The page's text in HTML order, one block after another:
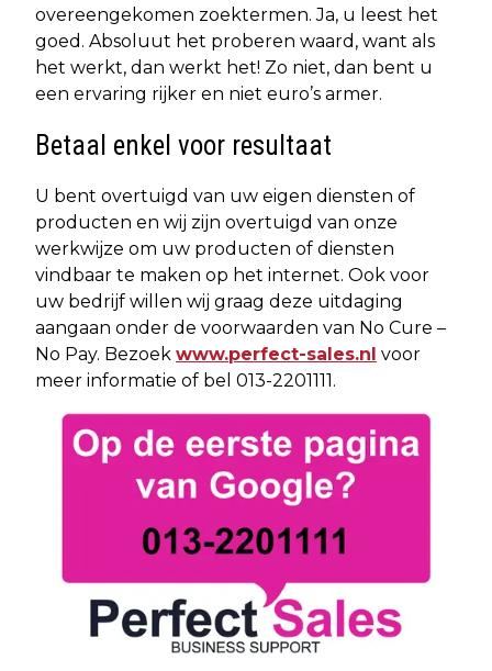
overeengekomen zoektermen. Ja, u leest het
goed. Absoluut het proberen waard, want als
het werkt, dan werkt het! Zo niet, dan bent u
een ervaring rijker en niet euro’s armer.
Betaal enkel voor resultaat
U bent overtuigd van uw eigen diensten of
producten en wij zijn overtuigd van onze
werkwijze om uw producten of diensten
vindbaar te maken op het internet. Ook voor
uw bedrijf willen wij graag deze uitdaging
aangaan onder de voorwaarden van No Cure –
No Pay. Bezoek www.perfect-sales.nl voor
meer informatie of bel 013-2201111.